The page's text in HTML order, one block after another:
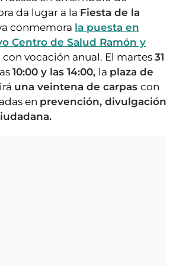
da lugar a la Fiesta de la
conmemora la puesta en
Centro de Salud Ramón y
con vocación anual. El martes 31
10:00 y las 14:00, la plaza de
una veintena de carpas con
en prevención, divulgación